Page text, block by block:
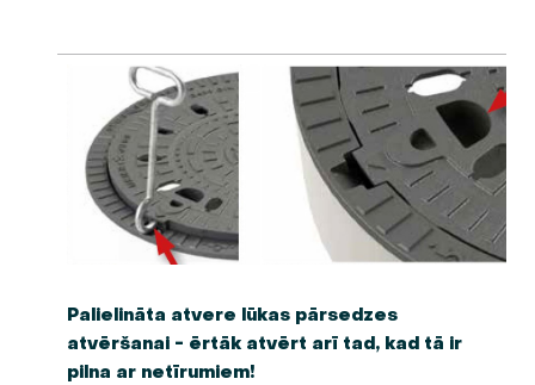
Palielināta atvere lūkas pārsedzes
atvēršanai - ērtāk atvērt arī tad, kad tā ir
pilna ar netīrumiem!